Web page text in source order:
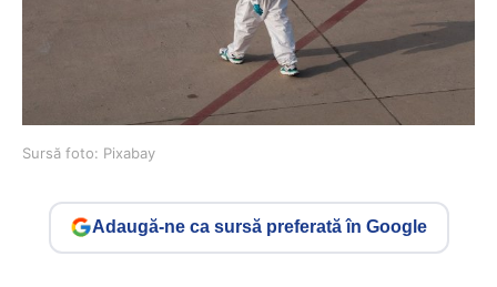
Sursă foto: Pixabay
Adaugă-ne ca sursă preferată în Google